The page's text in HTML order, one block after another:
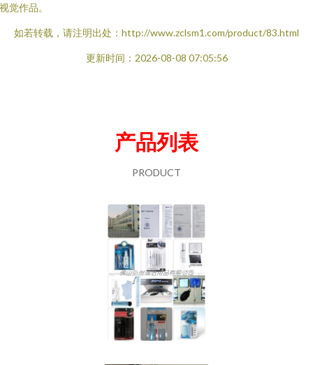
觉作品。
如若转载，请注明出处：http://www.zclsm1.com/product/83.html
更新时间：2026-08-08 07:05:56
产品列表
PRODUCT